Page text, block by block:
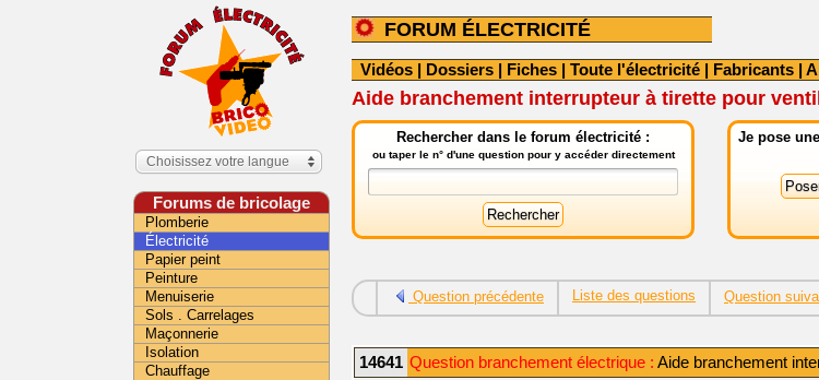
FORUM ÉLECTRICITÉ
Vidéos | Dossiers | Fiches | Toute l'électricité | Fabricants |
Aide branchement interrupteur à tirette pour
Rechercher dans le forum électricité :
ou taper le n° d'une question pour y accéder directement
Je pose
Question précédente Liste des questions Question
14641 Question branchement électrique : Aide branchement
Choisissez votre langue
Forums de bricolage
Plomberie
Électricité
Papier peint
Peinture
Menuiserie
Sols . Carrelages
Maçonnerie
Isolation
Chauffage